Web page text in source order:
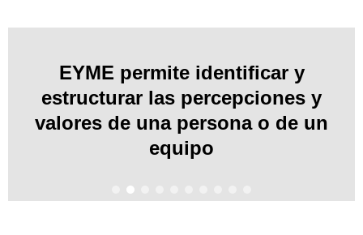
EYME permite identificar y
estructurar las percepciones y
valores de una persona o de un
equipo